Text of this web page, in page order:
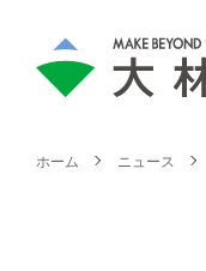
ホーム ニュース